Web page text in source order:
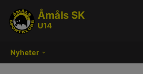
Nyheter
Åmåls SK
U14